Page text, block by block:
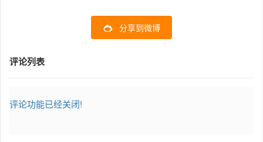
分享到微博
评论列表
评论功能已经关闭!